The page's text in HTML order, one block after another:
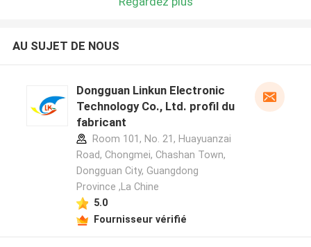
AU SUJET DE NOUS
Dongguan Linkun Electronic
Technology Co., Ltd. profil du
fabricant
Room 101, No. 21, Huayuanzai
Road, Chongmei, Chashan Town,
Dongguan City, Guangdong
Province ,La Chine
5.0
Fournisseur vérifié